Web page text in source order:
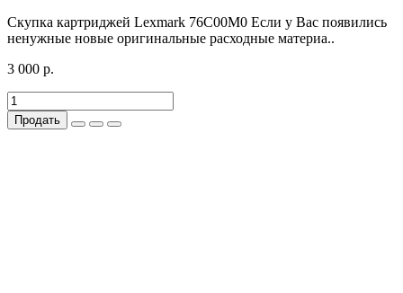
Скупка картриджей Lexmark 76C00M0 Если у Вас появились
ненужные новые оригинальные расходные материа..
3 000 р.
Продать